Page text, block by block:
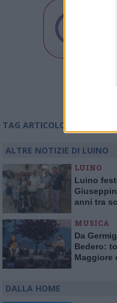
TAG ARTICOLO
ALTRE NOTIZIE DI LUINO
LUINO
Luino
anni tra
MUSICA
Da
Bedero:
Maggiore
DALLA HOME